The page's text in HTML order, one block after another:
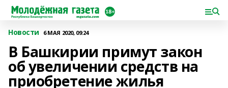
Новости 6 МАЯ 2020, 09:24
В Башкирии примут закон
об увеличении средств на
приобретение жилья